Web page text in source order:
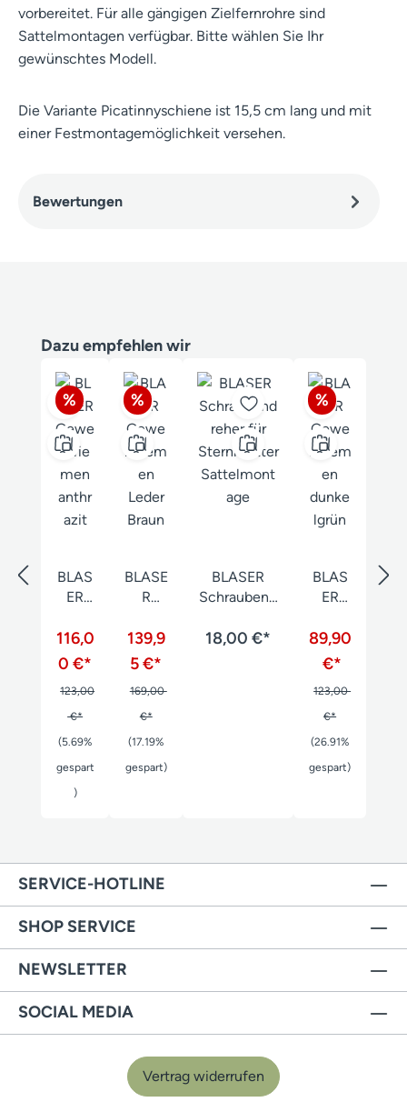
vorbereitet. Für alle gängigen Zielfernrohre sind
Sattelmontagen verfügbar. Bitte wählen Sie Ihr
gewünschtes Modell.
Die Variante Picatinnyschiene ist 15,5 cm lang und mit
einer Festmontagemöglichkeit versehen.
Bewertungen
Produktgalerie überspringen
Dazu empfehlen wir
Rabatt
%
BLAS
ER
hrrie
men
azit
116,0
0 €*
123,00
€*
(5.69%
gespart
)
Rabatt
%
BLASE
R
hrriem
en
Braun
139,9
5 €*
169,00
€*
(17.19%
gespart)
BLASER
Schraubend
Sternmutter
18,00 €*
Rabatt
%
BLAS
ER
hrriem
en
lgrün
89,90
€*
123,00
€*
(26.91%
gespart)
SERVICE-HOTLINE
SHOP SERVICE
NEWSLETTER
SOCIAL MEDIA
Vertrag widerrufen